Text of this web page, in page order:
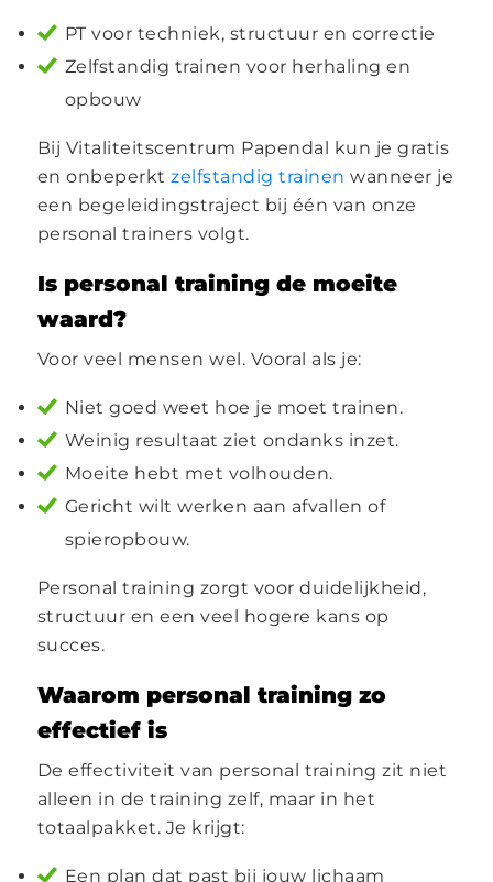
PT voor techniek, structuur en correctie
Zelfstandig trainen voor herhaling en
opbouw
Bij Vitaliteitscentrum Papendal kun je gratis
en onbeperktzelfstandig trainen wanneer je
een begeleidingstraject bij één van onze
personal trainers volgt.
Is personal training de moeite
waard?
Voor veel mensen wel. Vooral als je:
Niet goed weet hoe je moet trainen.
Weinig resultaat ziet ondanks inzet.
Moeite hebt met volhouden.
Gericht wilt werken aan afvallen of
spieropbouw.
Personal training zorgt voor duidelijkheid,
structuur en een veel hogere kans op
succes.
Waarom personal training zo
effectief is
De effectiviteit van personal training zit niet
alleen in de training zelf, maar in het
totaalpakket. Je krijgt:
Een plan dat past bij jouw lichaam